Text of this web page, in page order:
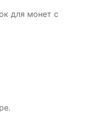
для монет с